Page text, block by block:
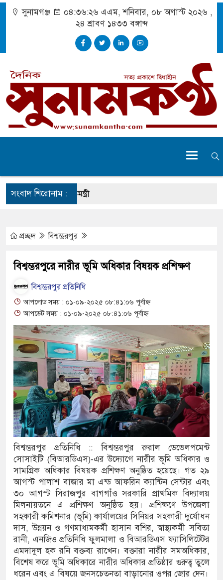
সুনামগঞ্জ ০৪:৩৬:২৭ এএম, শনিবার, ০৮ অগাস্ট ২০২৬ ,
২৪ শ্রাবণ ১৪৩৩ বঙ্গাব্দ
সংবাদ শিরোনাম :
দেখা গেছে : স্বরাষ্ট্রমন্ত্রী
পাঠদান
শাল্লার উন্নয়ন করতে চাই : এমপি
ক্ষুব্ধ গ্রাহক
চিকিৎসা নিশ্চিতের নির্দেশ
পালিত
ভাগাড়
: অস্তিত্ব সংকটে বাউসা-কেশবপুর গ্রাম
চলাচল
হাওরের শত শত শিক্ষার্থীর
ইসলামের প্রতিপক্ষের সব অভিযোগ
জ্বলে না, পাম্পে দীর্ঘ লাইন
দালাল চক্র
প্রচ্ছদ বিশ্বম্ভরপুর
বিশ্বম্ভরপুরে নারীর ভূমি অধিকার বিষয়ক প্রশিক্ষণ
বিশ্বম্ভরপুর প্রতিনিধি
আপলোড সময় : ০১-০৯-২০২৫ ০৮:৪১:০৬ পূর্বাহ্ন
আপডেট সময় : ০১-০৯-২০২৫ ০৮:৪১:০৬ পূর্বাহ্ন
বিশ্বম্ভরপুর প্রতিনিধি :: বিশ্বম্ভরপুর রুরাল ডেভেলপমেন্ট
সোসাইটি (বিআরডিএস)-এর উদ্যোগে নারীর ভূমি অধিকার ও
সামগ্রিক অধিকার বিষয়ক প্রশিক্ষণ অনুষ্ঠিত হয়েছে। গত ২৯
আগস্ট পালাশ বাজার মা এন্ড আফরিন ক্যান্টিন সেন্টার এবং
৩০ আগস্ট সিরাজপুর বাগগাঁও সরকারি প্রাথমিক বিদ্যালয়
মিলনায়তনে এ প্রশিক্ষণ অনুষ্ঠিত হয়। প্রশিক্ষণে উপজেলা
সহকারী কমিশনার (ভূমি) কার্যালয়ের সিনিয়র সহকারী দুর্যোধন
দাস, উন্নয়ন ও গণমাধ্যমকর্মী হাসান বশির, স্বাস্থ্যকর্মী সবিতা
রানী, এনজিও প্রতিনিধি ফুলমালা ও বিআরডিএস ফ্যাসিলিটেটর
এমদাদুল হক রনি বক্তব্য রাখেন। বক্তারা নারীর সমঅধিকার,
বিশেষ করে ভূমি অধিকারে নারীর অধিকার প্রতিষ্ঠার গুরুত্ব তুলে
ধরেন এবং এ বিষয়ে জনসচেতনতা বাড়ানোর ওপর জোর দেন।